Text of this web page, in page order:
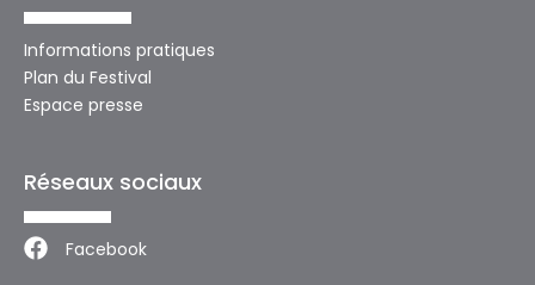
Informations pratiques
Plan du Festival
Espace presse
Réseaux sociaux
Facebook